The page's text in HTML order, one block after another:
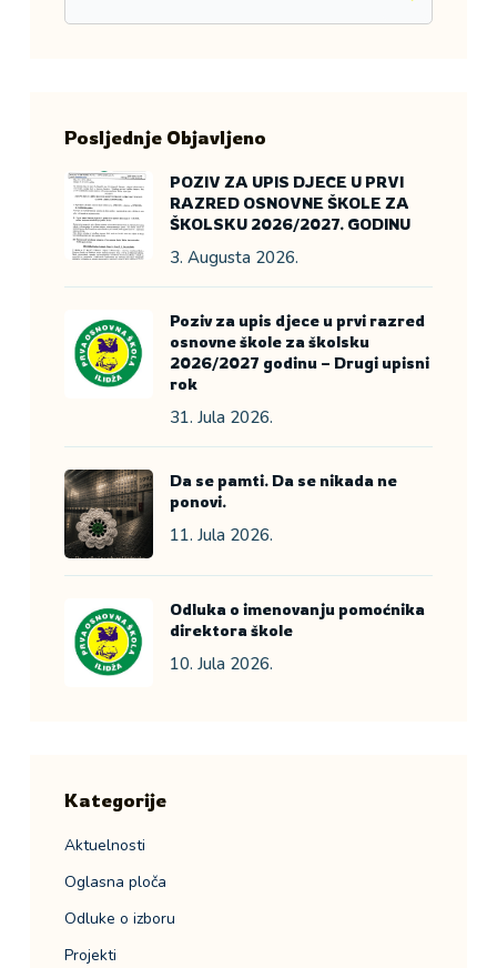
Posljednje Objavljeno
POZIV ZA UPIS DJECE U PRVI
RAZRED OSNOVNE ŠKOLE ZA
ŠKOLSKU 2026/2027. GODINU
3. Augusta 2026.
Poziv za upis djece u prvi razred
osnovne škole za školsku
2026/2027 godinu – Drugi upisni
rok
31. Jula 2026.
Da se pamti. Da se nikada ne
ponovi.
11. Jula 2026.
Odluka o imenovanju pomoćnika
direktora škole
10. Jula 2026.
Kategorije
Aktuelnosti
Oglasna ploča
Odluke o izboru
Projekti